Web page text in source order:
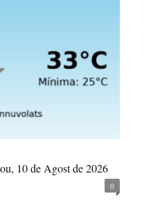
10 de Agost de 2026
0